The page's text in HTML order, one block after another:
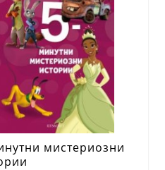
мистериозни